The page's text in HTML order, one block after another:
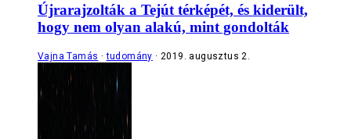
Újrarajzolták a Tejút térképét, és kiderült,
hogy nem olyan alakú, mint gondolták
Vajna Tamás tudomány 2019. augusztus 2.